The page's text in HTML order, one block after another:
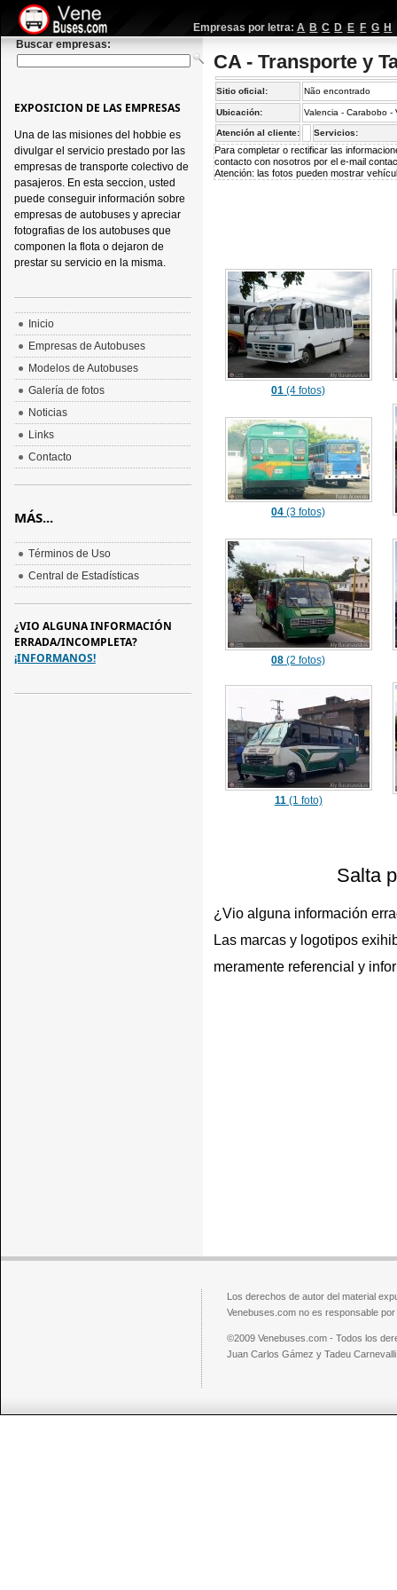
Empresas por letra: A B C D E F G H
Buscar empresas:
CA - Transporte y
Sitio oficial: Não encontrado
Ubicación: Valencia - Carabobo -
Atención al cliente: Servicios:
Para completar o rectificar las
contacto con nosotros por el e-mail
Atención: las fotos pueden mostrar
01 (4 fotos)
04 (3 fotos)
08 (2 fotos)
11(1 foto)
Salta
¿Vio alguna información
Las marcas y logotipos
meramente referencial y
EXPOSICION DE LAS EMPRESAS
Una de las misiones del hobbie es
divulgar el servicio prestado por las
empresas de transporte colectivo de
pasajeros. En esta seccion, usted
puede conseguir información sobre
empresas de autobuses y apreciar
fotografias de los autobuses que
componen la flota o dejaron de
prestar su servicio en la misma.
Inicio
Empresas de Autobuses
Modelos de Autobuses
Galería de fotos
Noticias
Links
Contacto
MÁS...
Términos de Uso
Central de Estadísticas
¿VIO ALGUNA INFORMACIÓN
ERRADA/INCOMPLETA?
¡INFORMANOS!
Los derechos de autor del material
Venebuses.com no es responsable
©2009 Venebuses.com - Todos los
Juan Carlos Gámez y Tadeu Carnevalli